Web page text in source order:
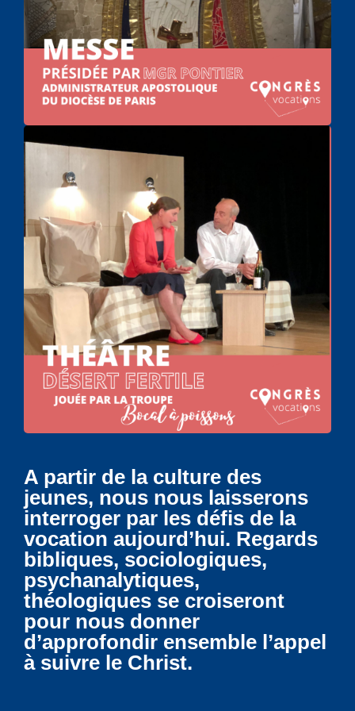
A partir de la culture des
jeunes, nous nous laisserons
interroger par les défis de la
vocation aujourd’hui. Regards
bibliques, sociologiques,
psychanalytiques,
théologiques se croiseront
pour nous donner
d’approfondir ensemble l’appel
à suivre le Christ.